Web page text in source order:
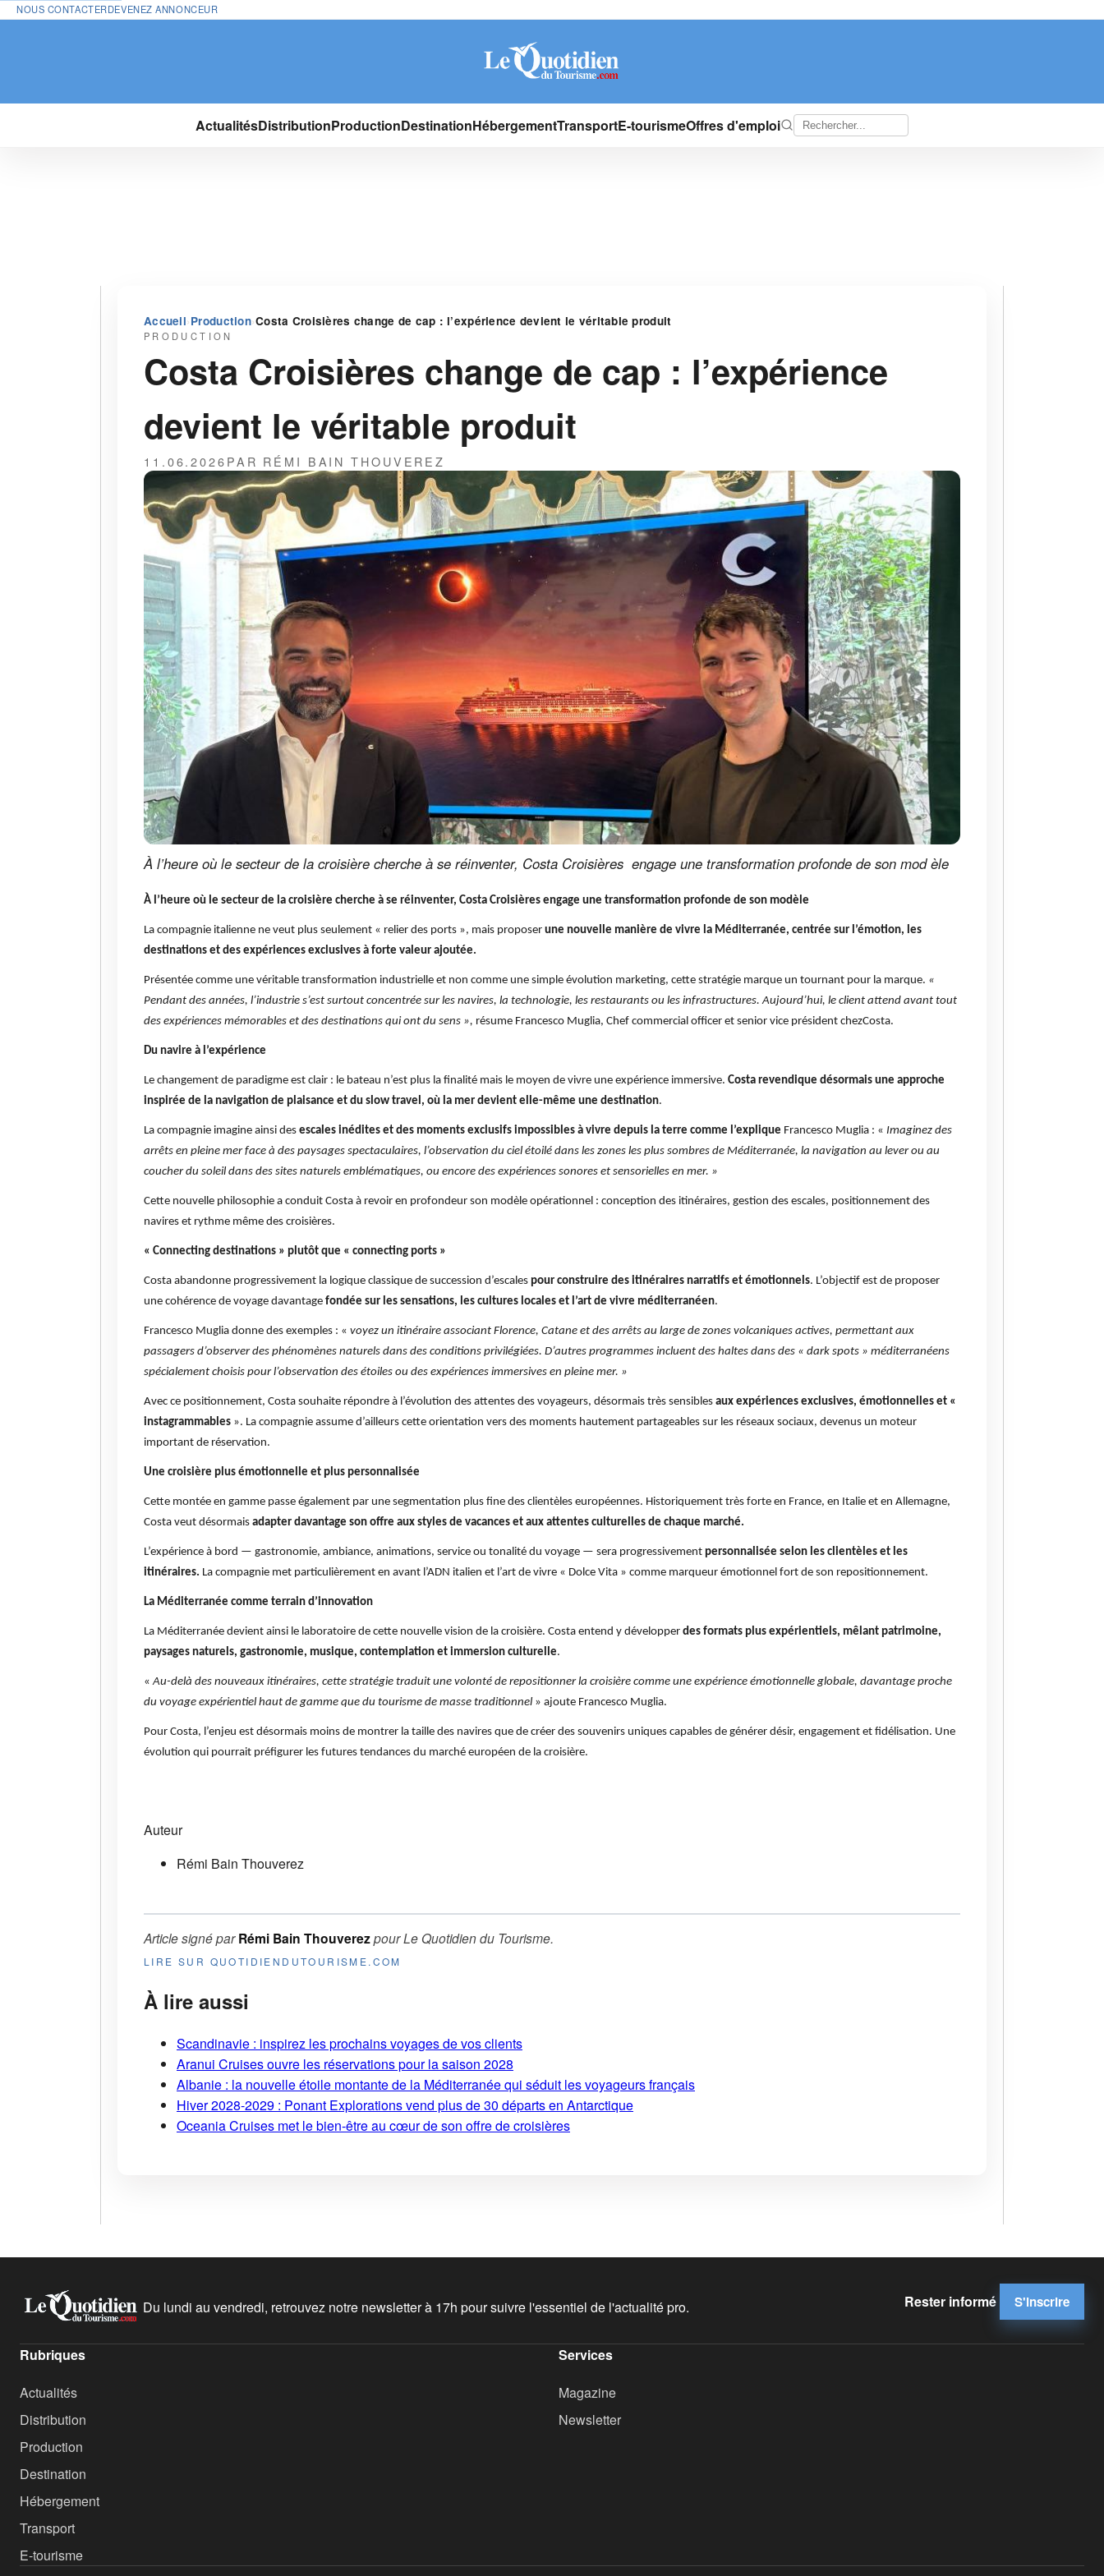
NOUS CONTACTERDEVENEZ ANNONCEUR
ActualitésDistributionProductionDestinationHébergementTransportE-tourismeOffres d'emploi
Accueil›Production›Costa Croisières change de cap : l’expérience devient le véritable produit
PRODUCTION
Costa Croisières change de cap : l’expérience
devient le véritable produit
11.06.2026PAR RÉMI BAIN THOUVEREZ
À l’heure où le secteur de la croisière cherche à se réinventer, Costa Croisières ⁠ engage une transformation profonde de son mod èle
À l’heure où le secteur de la croisière cherche à se réinventer, Costa Croisières engage une transformation profonde de son modèle
La compagnie italienne ne veut plus seulement « relier des ports », mais proposer une nouvelle manière de vivre la Méditerranée, centrée sur l ’émotion, les
destinations et des expériences exclusives à forte valeur ajoutée.
Présentée comme une véritable transformation industrielle et non comme une simple évolution marketing, cette stratégie marque un tournant pour la marque. «
Pendant des années, l’industrie s’est surtout concentrée sur les navires, la technologie, les restaurants ou les infrastructures. Aujourd’hui, le client attend avant tout
des expériences mémorables et des destinations qui ont du sens », résume Francesco Muglia, Chef commercial officer et senior vice président chezCosta.
Du navire à l’expérience
Le changement de paradigme est clair : le bateau n’est plus la finalité mais le moyen de vivre une expérience immersive. Costa revendique désormais une approche
inspirée de la navigation de plaisance et du slow travel, où la mer devient elle-même une destination.
La compagnie imagine ainsi des escales inédites et des moments exclusifs impossibles à vivre depuis la terre comme l’explique Francesco Muglia : « Imaginez des
arrêts en pleine mer face à des paysages spectaculaires, l’observation du ciel étoilé dans les zones les plus sombres de Méditerranée, la navigation au lever ou au
coucher du soleil dans des sites naturels emblématiques, ou encore des expériences sonores et sensorielles en mer. »
Cette nouvelle philosophie a conduit Costa à revoir en profondeur son modèle opérationnel : conception des itinéraires, gestion des escales, positionnement des
navires et rythme même des croisières.
« Connecting destinations » plutôt que « connecting ports »
Costa abandonne progressivement la logique classique de succession d’escales pour construire des itinéraires narratifs et émotionnels. L’objectif est de proposer
une cohérence de voyage davantage fondée sur les sensations, les cultures locales et l’art de vivre méditerranéen.
Francesco Muglia donne des exemples : « voyez un itinéraire associant Florence, Catane et des arrêts au large de zones volcaniques actives, permettant aux
passagers d’observer des phénomènes naturels dans des conditions privilégiées. D’autres programmes incluent des haltes dans des « dark spots » méditerranéens
spécialement choisis pour l’observation des étoiles ou des expériences immersives en pleine mer. »
Avec ce positionnement, Costa souhaite répondre à l’évolution des attentes des voyageurs, désormais très sensibles aux expériences exclusives, émotionnelles et «
instagrammables ». La compagnie assume d’ailleurs cette orientation vers des moments hautement partageables sur les réseaux sociaux, devenus un moteur
important de réservation.
Une croisière plus émotionnelle et plus personnalisée
Cette montée en gamme passe également par une segmentation plus fine des clientèles européennes. Historiquement très forte en France, en Italie et en Allemagne,
Costa veut désormais adapter davantage son offre aux styles de vacances et aux attentes culturelles de chaque marché.
L’expérience à bord — gastronomie, ambiance, animations, service ou tonalité du voyage — sera progressivement personnalisée selon les clientèles et les
itinéraires. La compagnie met particulièrement en avant l’ADN italien et l’art de vivre « Dolce Vita » comme marqueur émotionnel fort de son repositionnement.
La Méditerranée comme terrain d’innovation
La Méditerranée devient ainsi le laboratoire de cette nouvelle vision de la croisière. Costa entend y développer des formats plus expérientiels, mêlant patrimoine,
paysages naturels, gastronomie, musique, contemplation et immersion culturelle.
«Au-delà des nouveaux itinéraires, cette stratégie traduit une volonté de repositionner la croisière comme une expérience émotionnelle globale, davantage proche
du voyage expérientiel haut de gamme que du tourisme de masse traditionnel » ajoute Francesco Muglia.
Pour Costa, l’enjeu est désormais moins de montrer la taille des navires que de créer des souvenirs uniques capables de générer désir, engagement et fidélisation. Une
évolution qui pourrait préfigurer les futures tendances du marché européen de la croisière.
Auteur
Rémi Bain Thouverez
Article signé parRémi Bain ThouverezpourLe Quotidien du Tourisme.
LIRE SUR QUOTIDIENDUTOURISME.COM
À lire aussi
Scandinavie : inspirez les prochains voyages de vos clients
Aranui Cruises ouvre les réservations pour la saison 2028
Albanie : la nouvelle étoile montante de la Méditerranée qui séduit les voyageurs français
Hiver 2028-2029 : Ponant Explorations vend plus de 30 départs en Antarctique
Oceania Cruises met le bien-être au cœur de son offre de croisières
Du lundi au vendredi, retrouvez notre newsletter à 17h pour suivre l'essentiel de l'actualité pro. Rester informé S'inscrire
Rubriques
Actualités
Distribution
Production
Destination
Hébergement
Transport
E-tourisme
Services
Magazine
Newsletter